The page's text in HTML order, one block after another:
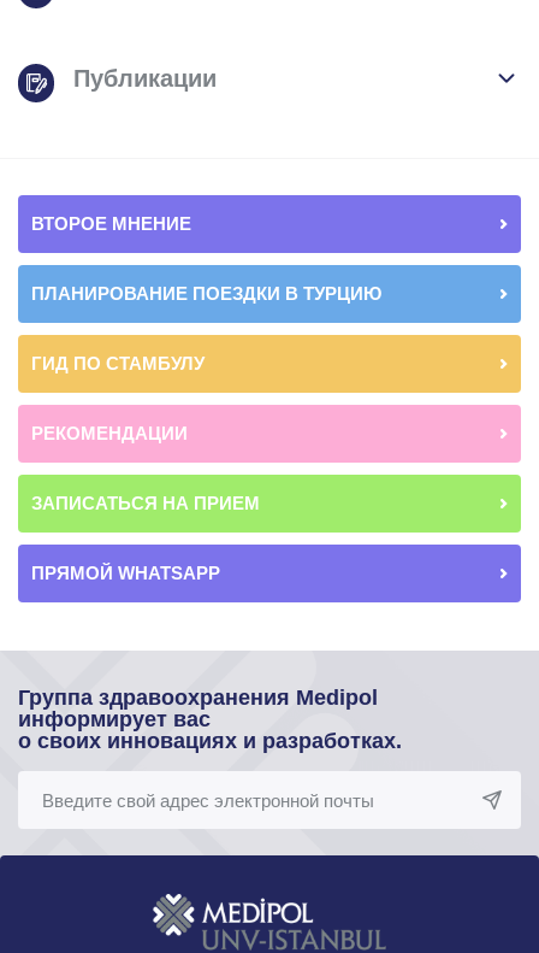
Публикации
ВТОРОЕ МНЕНИЕ
ПЛАНИРОВАНИЕ ПОЕЗДКИ В ТУРЦИЮ
ГИД ПО СТАМБУЛУ
РЕКОМЕНДАЦИИ
ЗАПИСАТЬСЯ НА ПРИЕМ
ПРЯМОЙ WHATSAPP
Группа здравоохранения Medipol
информирует вас
о своих инновациях и разработках.